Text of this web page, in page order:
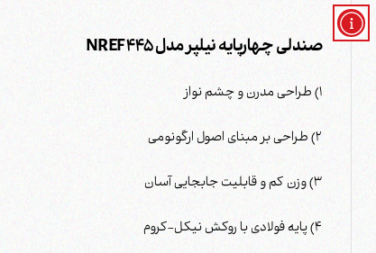
صندلی چهارپایه نیلپر مدل NREF 445
1) طراحی مدرن و چشم نواز
2) طراحی بر مبنای اصول ارگونومی
3) وزن کم و قابلیت جابجایی آسان
4) پایه فولادی با روکش نیکل-کروم